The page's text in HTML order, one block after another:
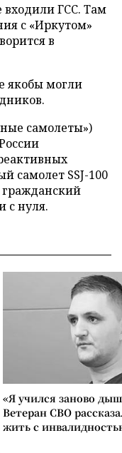
ГСС. Там
с «Иркутом»
в
якобы могли
самолеты»)
самолет SSJ-100
с нуля.
«Я учился заново
Ветеран СВО
жить с